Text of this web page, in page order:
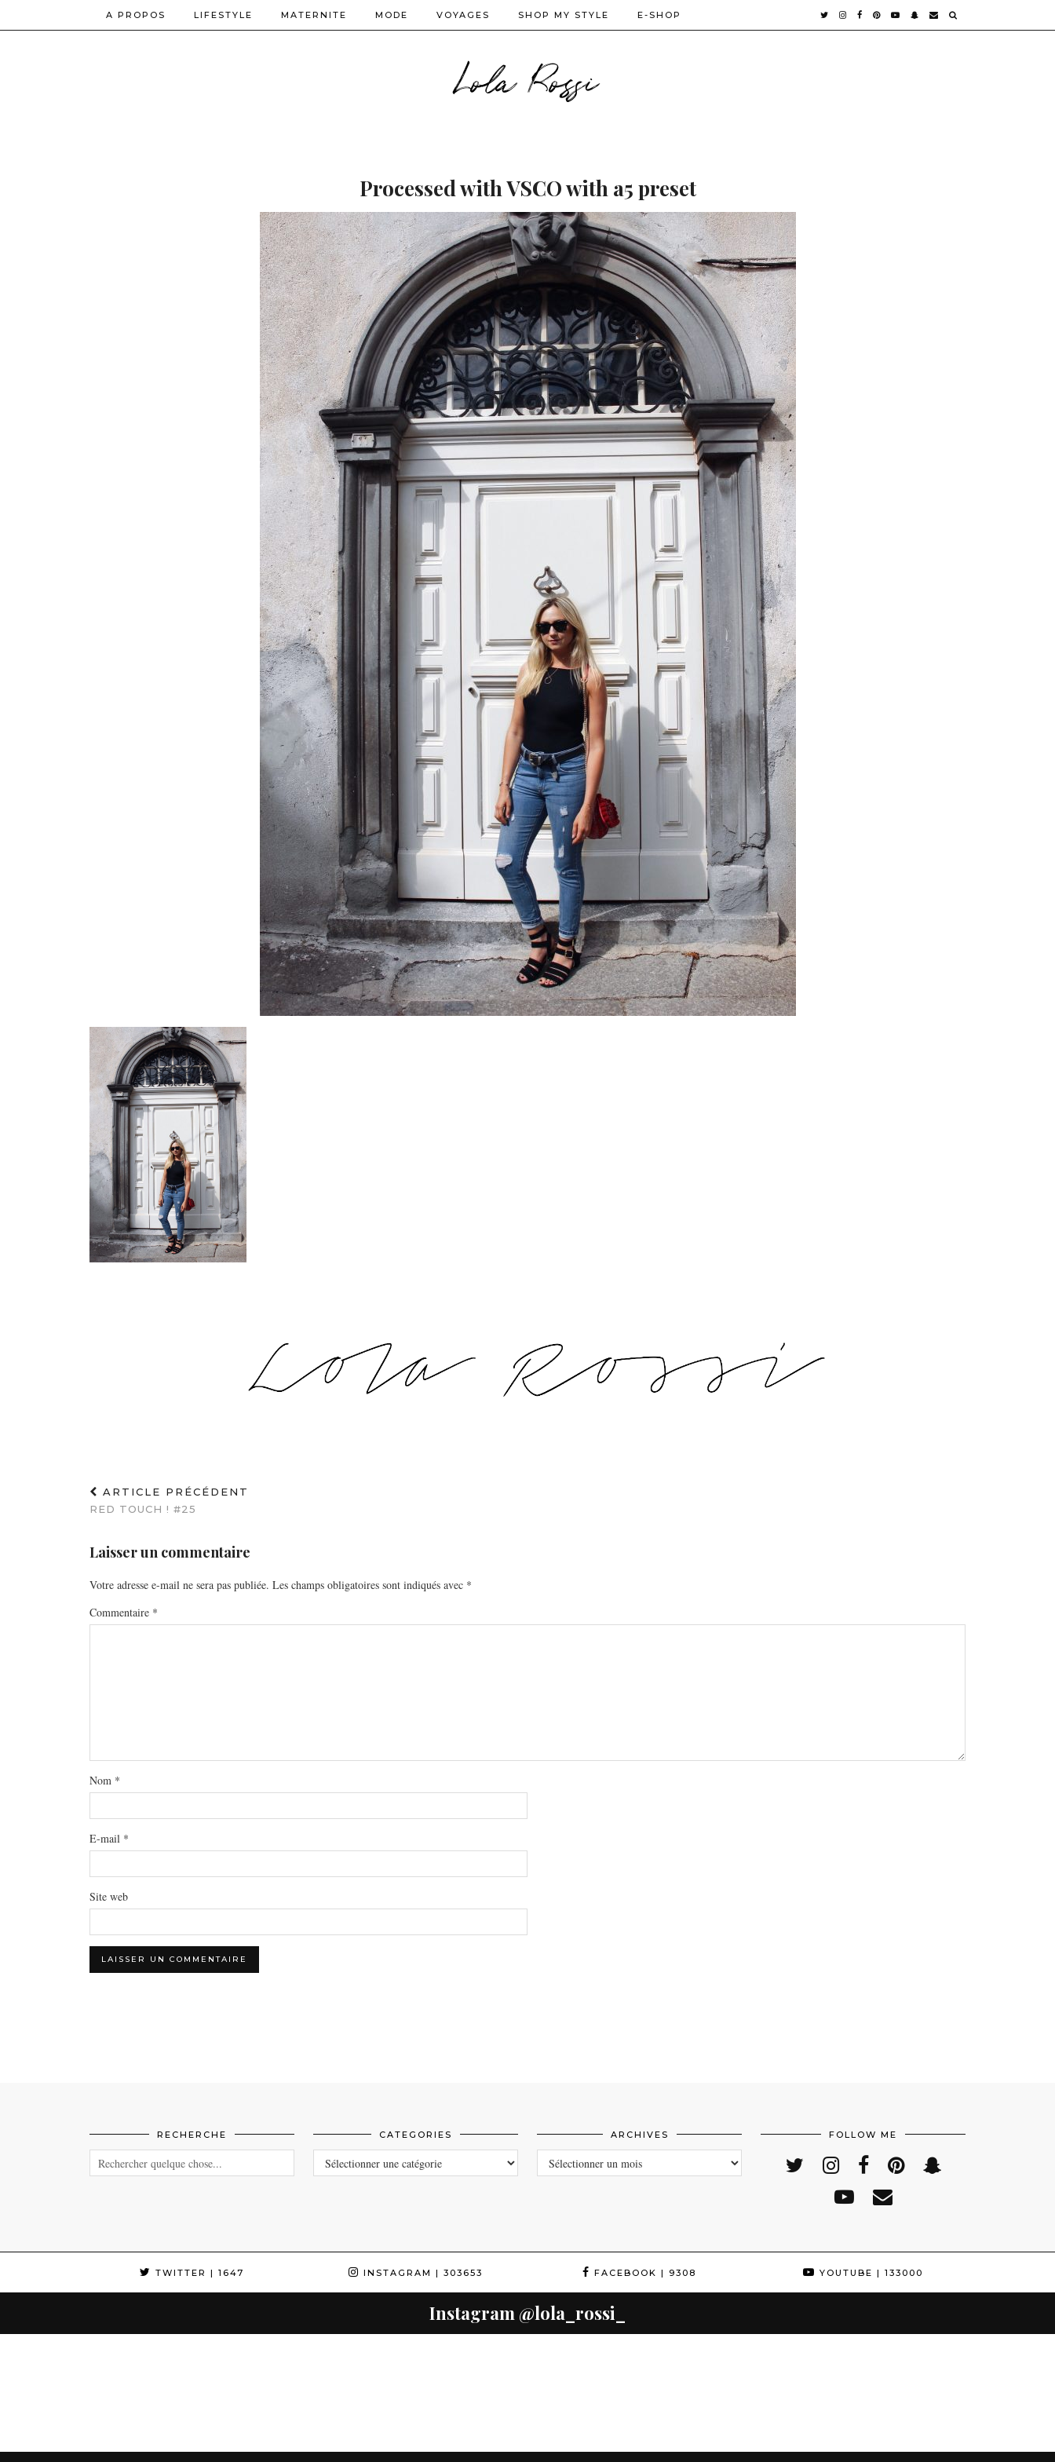
Lola Rossi
A PROPOS LIFESTYLE MATERNITE MODE VOYAGES SHOP MY STYLE E-SHOP
Processed with VSCO with a5 preset
ARTICLE PRÉCÉDENT
RED TOUCH ! #25
Laisser un commentaire
Votre adresse e-mail ne sera pas publiée. Les champs obligatoires sont indiqués avec *
Commentaire *
Nom *
E-mail *
Site web
RECHERCHE CATEGORIES
CATEGORIES
ARCHIVES
ARCHIVES
FOLLOW ME
TWITTER | 1647 INSTAGRAM | 303653 FACEBOOK | 9308 YOUTUBE | 133000
Instagram @lola_rossi_